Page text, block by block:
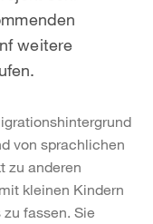
weitere
von sprachlichen
zu anderen
kleinen Kindern
fassen. Sie